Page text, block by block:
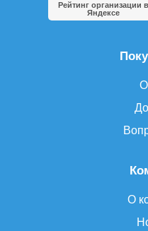
О
Рейтинг организации в
Яндексе